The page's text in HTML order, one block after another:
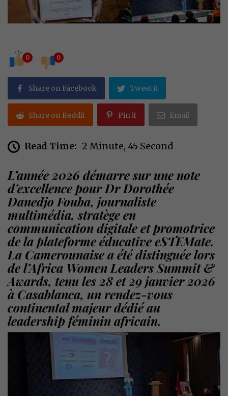
0 0
Share on Facebook Tweet it
Share on Reddit Pin it Email
Read Time: 2 Minute, 45 Second
L’année 2026 démarre sur une note
d’excellence pour Dr Dorothée
Danedjo Fouba, journaliste
multimédia, stratège en
communication digitale et promotrice
de la plateforme éducative eSTEMate.
La Camerounaise a été distinguée lors
de l’Africa Women Leaders Summit &
Awards, tenu les 28 et 29 janvier 2026
à Casablanca, un rendez-vous
continental majeur dédié au
leadership féminin africain.